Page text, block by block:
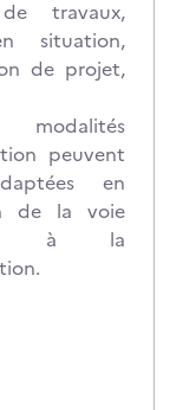
travaux,
situation,
de projet,
peuvent
en
de la voie
à la